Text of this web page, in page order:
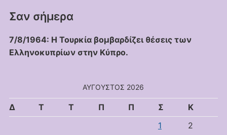
Σαν σήμερα
7/8/1964: Η Τουρκία βομβαρδίζει θέσεις των
Ελληνοκυπρίων στην Κύπρο.
ΑΎΓΟΥΣΤΟΣ 2026
Δ Τ Τ Π Π Σ
Κ
1
2